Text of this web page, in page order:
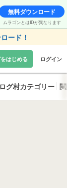
無料ダウンロード
ムラゴンとはIDが異なります
ード！
はじめる ログイン
グ村カテゴリー